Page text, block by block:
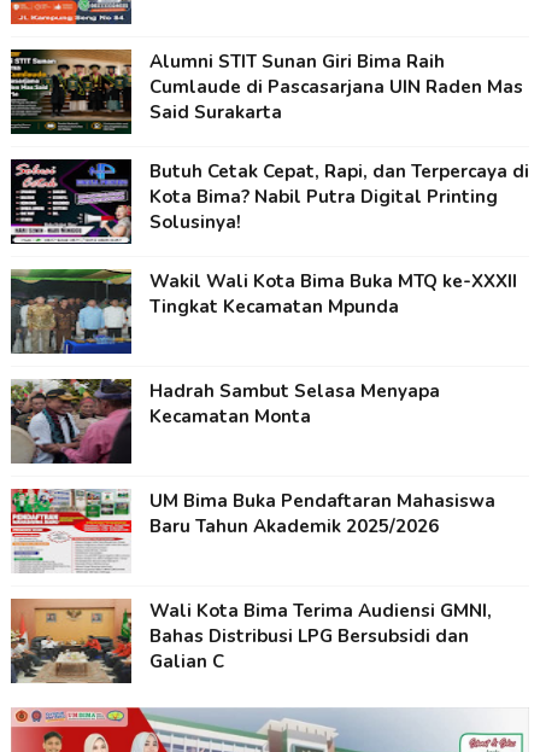
Alumni STIT Sunan Giri Bima Raih
Cumlaude di Pascasarjana UIN Raden Mas
Said Surakarta
Butuh Cetak Cepat, Rapi, dan Terpercaya di
Kota Bima? Nabil Putra Digital Printing
Solusinya!
Wakil Wali Kota Bima Buka MTQ ke-XXXII
Tingkat Kecamatan Mpunda
Hadrah Sambut Selasa Menyapa
Kecamatan Monta
UM Bima Buka Pendaftaran Mahasiswa
Baru Tahun Akademik 2025/2026
Wali Kota Bima Terima Audiensi GMNI,
Bahas Distribusi LPG Bersubsidi dan
Galian C